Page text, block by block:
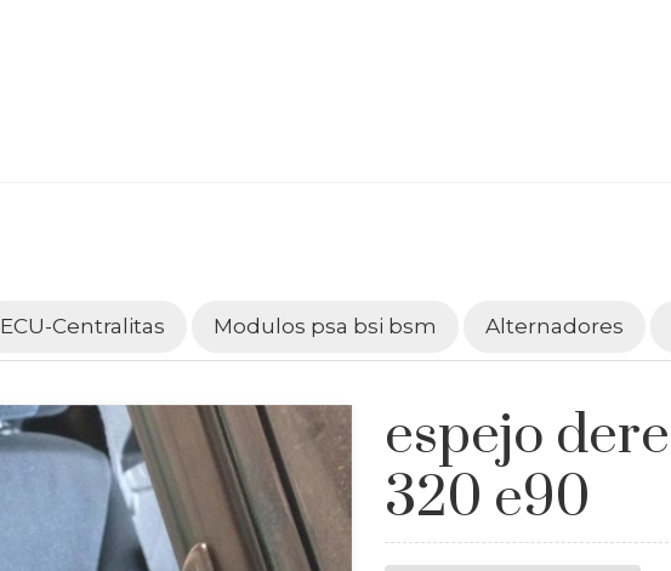
ECU-Centralitas Modulos psa bsi bsm Alternadores
espejo
320 e90